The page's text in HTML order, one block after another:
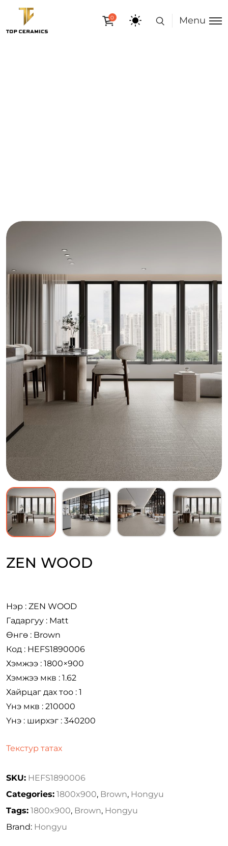
0 Menu
ZEN WOOD
Нэр : ZEN WOOD
Гадаргуу : Matt
Өнгө : Brown
Код : HEFS1890006
Хэмжээ : 1800×900
Хэмжээ мкв : 1.62
Хайрцаг дах тоо : 1
Үнэ мкв : 210000
Үнэ : ширхэг : 340200
Текстур татах
SKU: HEFS1890006
Categories: 1800x900, Brown, Hongyu
Tags: 1800x900, Brown, Hongyu
Brand: Hongyu